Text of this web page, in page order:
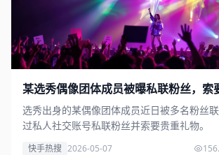
某选秀偶像团体成员被曝私联粉丝，索
选秀出身的某偶像团体成员近日被多名粉丝
过私人社交账号私联粉丝并索要贵重礼物。
快手热搜 2026-05-07